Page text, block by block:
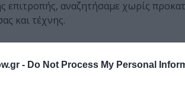
- Do Not Process My Personal
επιτροπής, αναζητήσαμε χωρίς
και τέχνης.